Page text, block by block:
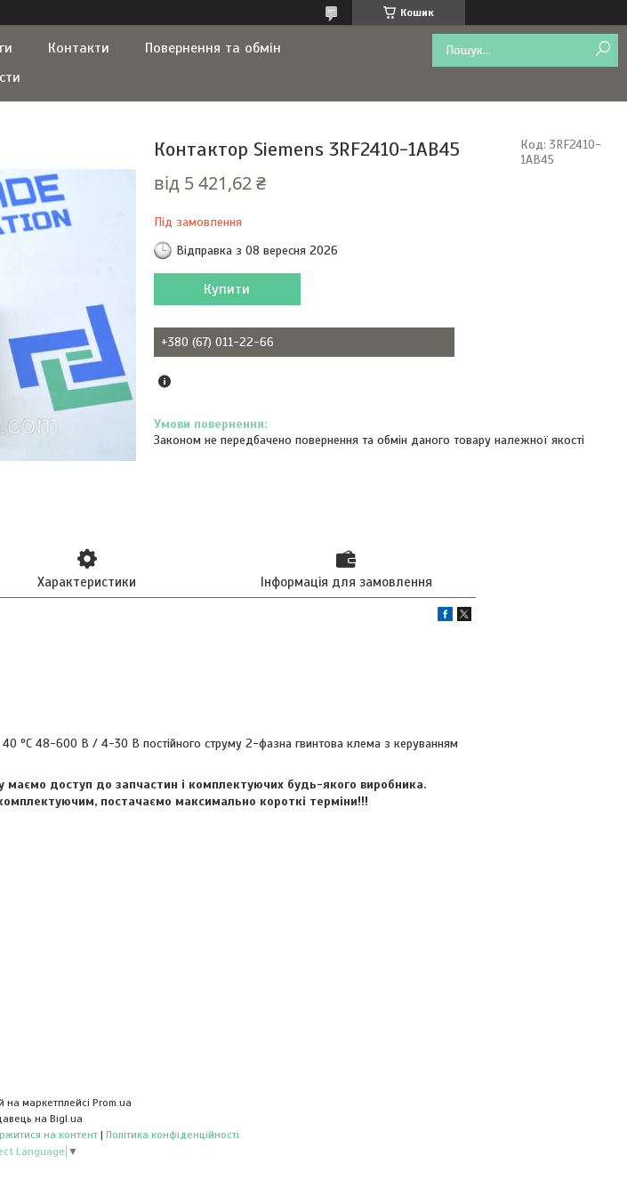
Кошик
Контакти
Повернення та обмін
Контактор Siemens 3RF2410-1AB45
від 5 421,62 ₴
Під замовлення
Код: 3RF2410-
1AB45
Відправка з 08 вересня 2026
Купити
+380 (67) 011-22-66
Законом не передбачено повернення та обмін даного товару належної якості
Характеристики Інформація для замовлення
°C 48-600 В / 4-30 В постійного струму 2-фазна гвинтова клема з керуванням
маємо доступ до запчастин і комплектуючих будь-якого виробника.
постачаємо максимально короткі терміни!!!
на маркетплейсі Prom.ua
на Bigl.ua
на контент | Політика конфіденційності
Language ▼